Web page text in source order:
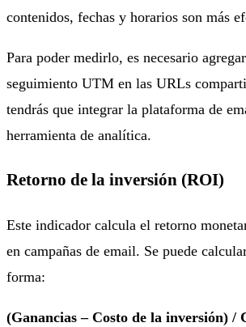
contenidos, fechas y horarios son más
Para poder medirlo, es necesario
seguimiento UTM en las URLs
tendrás que integrar la plataforma de
herramienta de analítica.
Retorno de la inversión (ROI)
Este indicador calcula el retorno
en campañas de email. Se puede
forma:
(Ganancias – Costo de la inversión) /